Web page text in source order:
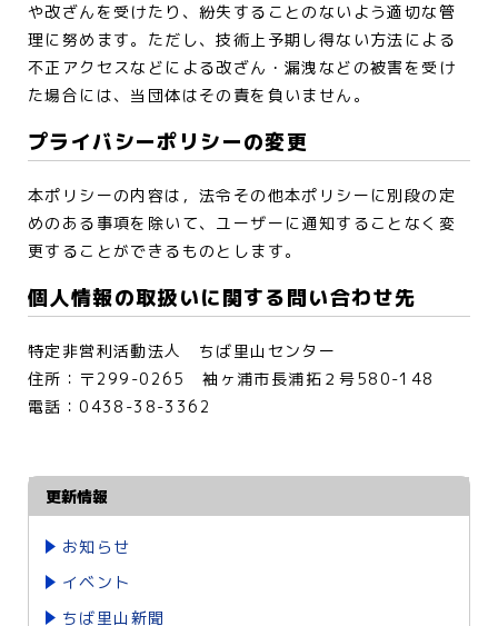
や改ざんを受けたり、紛失することのないよう適切な管
理に努めます。ただし、技術上予期し得ない方法による
不正アクセスなどによる改ざん・漏洩などの被害を受け
た場合には、当団体はその責を負いません。
プライバシーポリシーの変更
本ポリシーの内容は，法令その他本ポリシーに別段の定
めのある事項を除いて、ユーザーに通知することなく変
更することができるものとします。
個人情報の取扱いに関する問い合わせ先
特定非営利活動法人 ちば里山センター
住所：〒299-0265 袖ヶ浦市長浦拓２号580-148
電話：0438-38-3362
更新情報
お知らせ
イベント
ちば里山新聞